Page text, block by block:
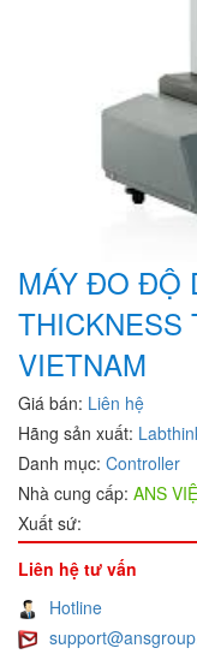
MÁY ĐO ĐỘ
THICKNESS
VIETNAM
Giá bán: Liên hệ
Hãng sản xuất:
Danh mục: Controller
Nhà cung cấp: ANS
Xuất sứ:
Liên hệ tư vấn
Hotline